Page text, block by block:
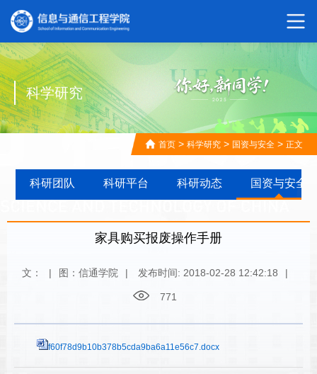
科学研究
首页 > 科学研究 > 国资与安全 > 正文
科研团队 科研平台 科研动态 国资与安全
家具购买报废操作手册
文： | 图：信通学院 | 发布时间: 2018-02-28 12:42:18 |
771
f60f78d9b10b378b5cda9ba6a11e56c7.docx